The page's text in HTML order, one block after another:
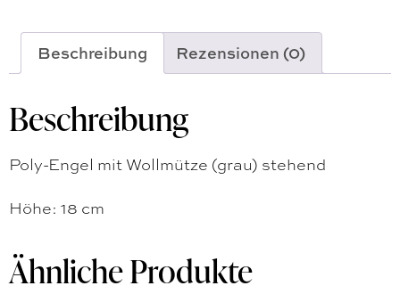
Beschreibung Rezensionen (0)
Beschreibung
Poly-Engel mit Wollmütze (grau) stehend
Höhe: 18 cm
Ähnliche Produkte